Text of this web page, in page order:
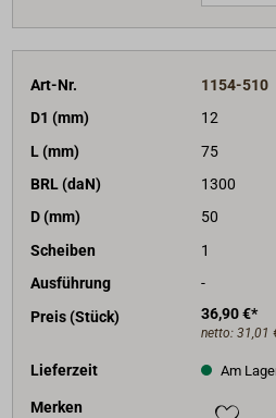
Art-Nr.
1154-510
D1 (mm)
12
L (mm)
75
BRL (daN)
1300
D (mm)
50
Scheiben
1
Ausführung
-
Preis (Stück)
36,90 €*
netto: 31,01
Lieferzeit Am
Merken